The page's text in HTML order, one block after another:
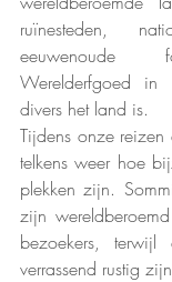
ruïnesteden,
eeuwenoude
Werelderfgoed
divers het land is.
Tijdens onze
telkens weer hoe
plekken zijn.
zijn
bezoekers,
verrassend rustig